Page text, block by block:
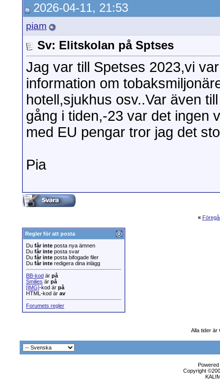
2026-04-11, 21:53
piam
Sv: Elitskolan på Sptses
Jag var till Spetses 2023,vi
information om
hotell,sjukhus osv..Var även
gång i tiden,-23 var det ingen
med EU pengar tror jag det
Pia
«
Regler för att posta
Du får inte posta nya ämnen
Du får inte posta svar
Du får inte posta bifogade filer
Du får inte redigera dina inlägg
BB-kod är på
Smilies är på
[IMG]-kod är på
HTML-kod är av
Forumets regler
Alla tider är
Copyright